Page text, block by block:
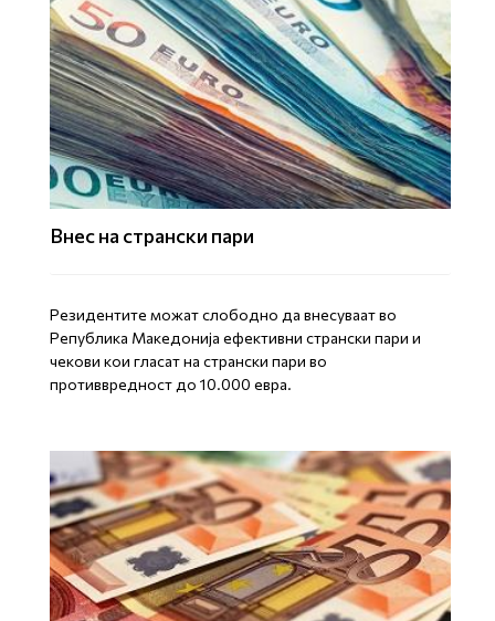
Внес на странски пари
Резидентите можат слободно да внесуваат во
Република Македонија ефективни странски пари и
чекови кои гласат на странски пари во
противвредност до 10.000 евра.